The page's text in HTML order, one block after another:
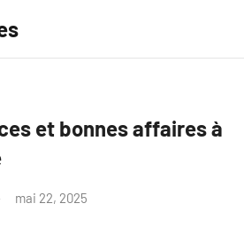
et bonnes affaires à
mai 22, 2025